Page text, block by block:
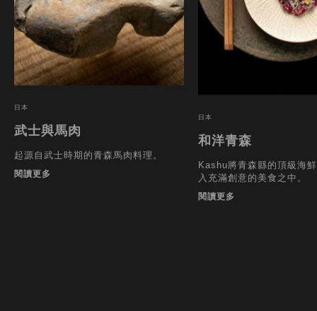
日本
武士與馬肉
起源自武士時期的青森馬肉料理。
閱讀更多
日本
和洋青森
Kashu將青森縣的頂級海
入充滿創意的美食之中。
閱讀更多